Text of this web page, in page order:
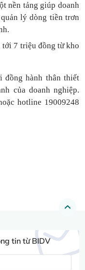
nền tảng giúp doanh
lý dòng tiền trơn
tới 7 triệu đồng từ kho
đồng hành thân thiết
của doanh nghiệp.
hotline 19009248
tin từ BIDV